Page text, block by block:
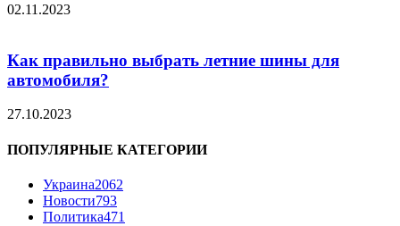
02.11.2023
Как правильно выбрать летние шины для
автомобиля?
27.10.2023
ПОПУЛЯРНЫЕ КАТЕГОРИИ
Украина2062
Новости793
Политика471